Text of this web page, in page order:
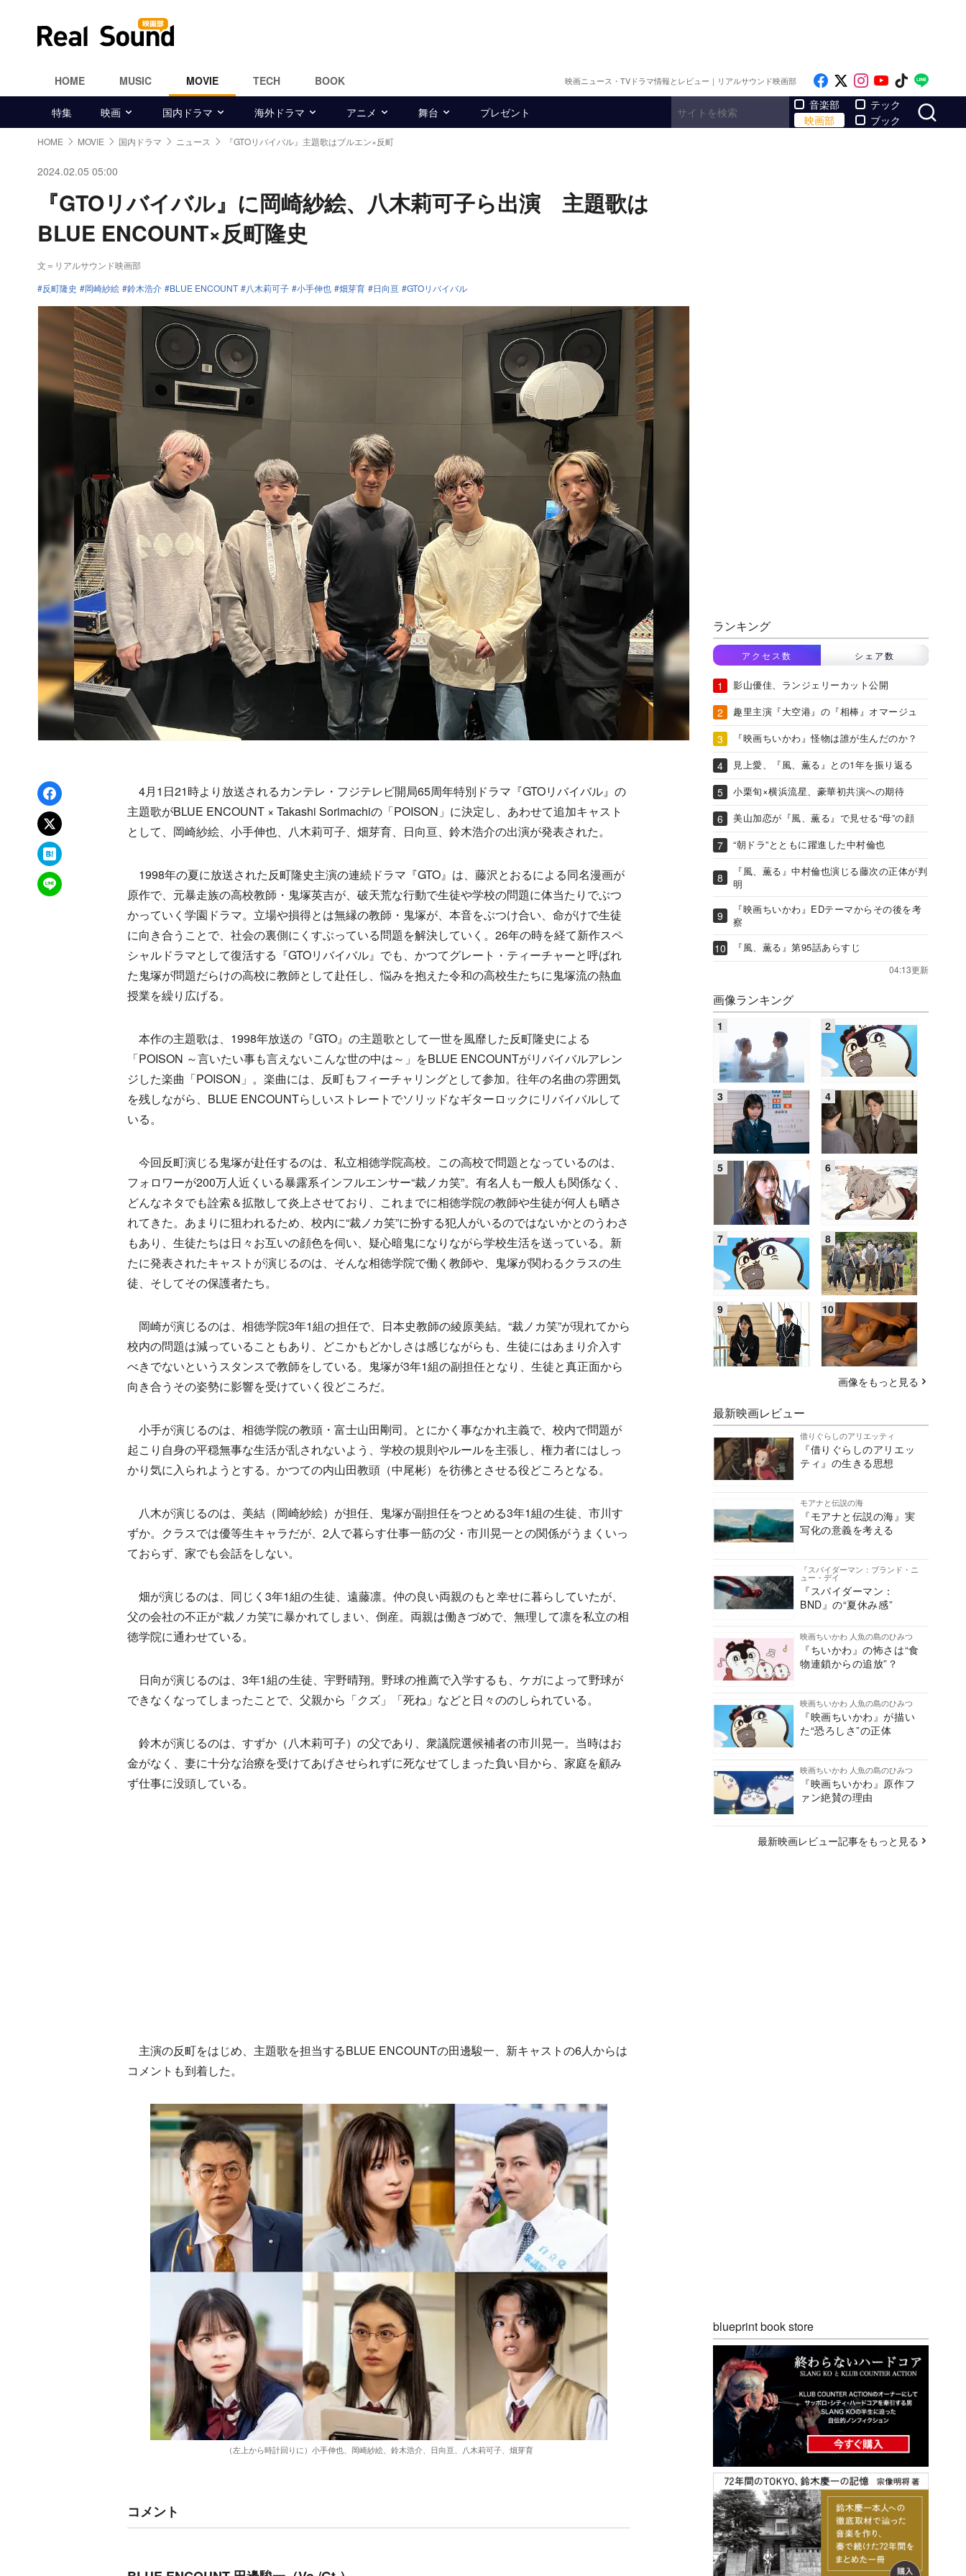
HOME MUSIC MOVIE TECH BOOK 映画ニュース・TVドラマ情報とレビュー｜リアルサウンド映画部 Like on Facebook
Follow on x
Follow on
Follow on
Follow
特集 映画 国内ドラマ 海外ドラマ アニメ 舞台 プレゼント
音楽部
映画部
テック
ブック
HOME MOVIE 国内ドラマ ニュース 『GTOリバイバル』主題歌はブルエン×反町
2024.02.05 05:00
『GTOリバイバル』に岡崎紗絵、八木莉可子ら出演 主題歌は
BLUE ENCOUNT×反町隆史
文＝リアルサウンド映画部
反町隆史
岡崎紗絵 鈴木浩介 BLUE ENCOUNT 八木莉可子 小手伸也 畑芽育 日向亘 GTOリバイバル
Facebookでシェア
xでポスト
はてなブックマーク
LINEで送る
4月1日21時より放送されるカンテレ・フジテレビ開局65周年特別ドラマ『GTOリバイバル』の
主題歌がBLUE ENCOUNT × Takashi Sorimachiの「POISON」に決定し、あわせて追加キャスト
として、岡崎紗絵、小手伸也、八木莉可子、畑芽育、日向亘、鈴木浩介の出演が発表された。
1998年の夏に放送された反町隆史主演の連続ドラマ『GTO』は、藤沢とおるによる同名漫画が
原作で、元暴走族の高校教師・鬼塚英吉が、破天荒な行動で生徒や学校の問題に体当たりでぶつ
かっていく学園ドラマ。立場や損得とは無縁の教師・鬼塚が、本音をぶつけ合い、命がけで生徒
に向き合うことで、社会の裏側にくすぶっている問題を解決していく。26年の時を経て新作スペ
シャルドラマとして復活する『GTOリバイバル』でも、かつてグレート・ティーチャーと呼ばれ
た鬼塚が問題だらけの高校に教師として赴任し、悩みを抱えた令和の高校生たちに鬼塚流の熱血
授業を繰り広げる。
本作の主題歌は、1998年放送の『GTO』の主題歌として一世を風靡した反町隆史による
「POISON ～言いたい事も言えないこんな世の中は～」をBLUE ENCOUNTがリバイバルアレン
ジした楽曲「POISON」。楽曲には、反町もフィーチャリングとして参加。往年の名曲の雰囲気
を残しながら、BLUE ENCOUNTらしいストレートでソリッドなギターロックにリバイバルして
いる。
今回反町演じる鬼塚が赴任するのは、私立相徳学院高校。この高校で問題となっているのは、
フォロワーが200万人近くいる暴露系インフルエンサー“裁ノカ笑”。有名人も一般人も関係なく、
どんなネタでも詮索＆拡散して炎上させており、これまでに相徳学院の教師や生徒が何人も晒さ
れてきた。あまりに狙われるため、校内に“裁ノカ笑”に扮する犯人がいるのではないかとのうわさ
もあり、生徒たちは日々お互いの顔色を伺い、疑心暗鬼になりながら学校生活を送っている。新
たに発表されたキャストが演じるのは、そんな相徳学院で働く教師や、鬼塚が関わるクラスの生
徒、そしてその保護者たち。
岡崎が演じるのは、相徳学院3年1組の担任で、日本史教師の綾原美結。“裁ノカ笑”が現れてから
校内の問題は減っていることもあり、どこかもどかしさは感じながらも、生徒にはあまり介入す
べきでないというスタンスで教師をしている。鬼塚が3年1組の副担任となり、生徒と真正面から
向き合うその姿勢に影響を受けていく役どころだ。
小手が演じるのは、相徳学院の教頭・富士山田剛司。とにかく事なかれ主義で、校内で問題が
起こり自身の平穏無事な生活が乱されないよう、学校の規則やルールを主張し、権力者にはしっ
かり気に入られようとする。かつての内山田教頭（中尾彬）を彷彿とさせる役どころとなる。
八木が演じるのは、美結（岡崎紗絵）が担任、鬼塚が副担任をつとめる3年1組の生徒、市川す
ずか。クラスでは優等生キャラだが、2人で暮らす仕事一筋の父・市川晃一との関係がうまくいっ
ておらず、家でも会話をしない。
畑が演じるのは、同じく3年1組の生徒、遠藤凛。仲の良い両親のもと幸せに暮らしていたが、
父の会社の不正が“裁ノカ笑”に暴かれてしまい、倒産。両親は働きづめで、無理して凛を私立の相
徳学院に通わせている。
日向が演じるのは、3年1組の生徒、宇野晴翔。野球の推薦で入学するも、ケガによって野球が
できなくなってしまったことで、父親から「クズ」「死ね」などと日々ののしられている。
鈴木が演じるのは、すずか（八木莉可子）の父であり、衆議院選候補者の市川晃一。当時はお
金がなく、妻に十分な治療を受けてあげさせられずに死なせてしまった負い目から、家庭を顧み
ず仕事に没頭している。
主演の反町をはじめ、主題歌を担当するBLUE ENCOUNTの田邊駿一、新キャストの6人からは
コメントも到着した。
（左上から時計回りに）小手伸也、岡崎紗絵、鈴木浩介、日向亘、八木莉可子、畑芽育
コメント
ランキング
アクセス数 シェア数
影山優佳、ランジェリーカット公開
趣里主演『大空港』の『相棒』オマージュ
『映画ちいかわ』怪物は誰が生んだのか？
見上愛、『風、薫る』との1年を振り返る
小栗旬×横浜流星、豪華初共演への期待
美山加恋が『風、薫る』で見せる“母”の顔
“朝ドラ”とともに躍進した中村倫也
『風、薫る』中村倫也演じる藤次の正体が判
明
『映画ちいかわ』EDテーマからその後を考
察
『風、薫る』第95話あらすじ
04:13更新
画像ランキング
画像をもっと見る
最新映画レビュー
借りぐらしのアリエッティ
『借りぐらしのアリエッ
ティ』の生きる思想
モアナと伝説の海
『モアナと伝説の海』実
写化の意義を考える
『スパイダーマン：ブランド・ニ
ュー・デイ
『スパイダーマン：
BND』の“夏休み感”
映画ちいかわ 人魚の島のひみつ
『ちいかわ』の怖さは“食
物連鎖からの追放”？
映画ちいかわ 人魚の島のひみつ
『映画ちいかわ』が描い
た“恐ろしさ”の正体
映画ちいかわ 人魚の島のひみつ
『映画ちいかわ』原作フ
ァン絶賛の理由
最新映画レビュー記事をもっと見る
blueprint book store